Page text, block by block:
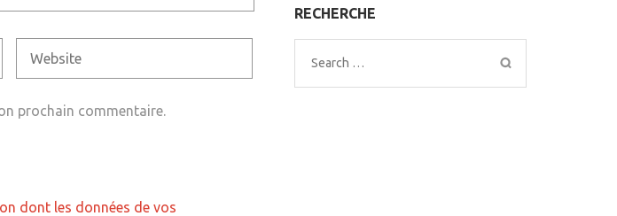
prochain commentaire.
dont les données de vos
RECHERCHE
Search
for: